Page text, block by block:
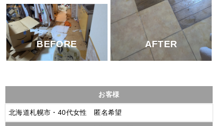
BEFORE AFTER
お客様
北海道札幌市・40代女性 匿名希望